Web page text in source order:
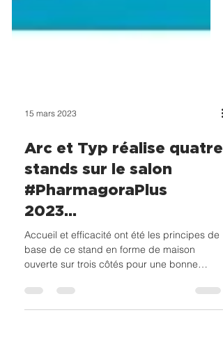
15 mars 2023
Arc et Typ réalise quatre
stands sur le salon
2023...
Accueil et efficacité ont été les principes de
ouverte sur trois côtés pour une bonne
circulation